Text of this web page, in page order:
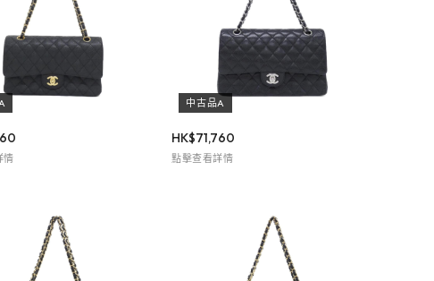
情
中古品A
HK$71,760
點擊查看詳情